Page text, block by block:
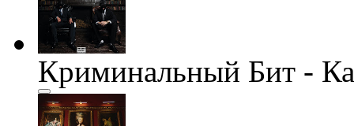
Криминальный Бит -